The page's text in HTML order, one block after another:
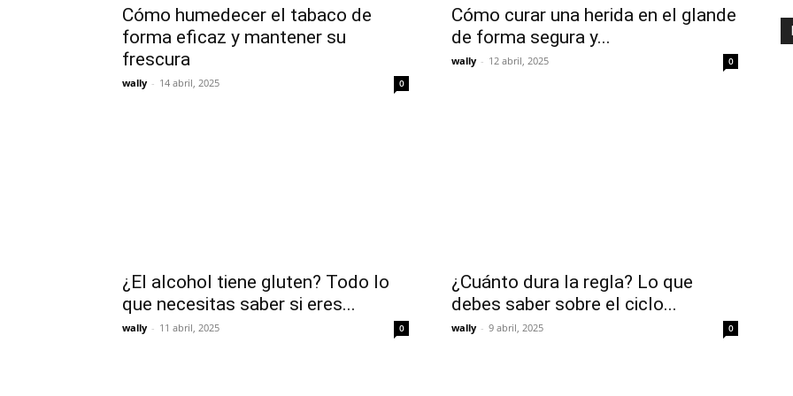
Cómo humedecer el tabaco de
forma eficaz y mantener su
frescura
wally - 14 abril, 2025 0
Cómo curar una herida en el glande
de forma segura y...
wally - 12 abril, 2025 0
¿El alcohol tiene gluten? Todo lo
que necesitas saber si eres...
wally - 11 abril, 2025 0
¿Cuánto dura la regla? Lo que
debes saber sobre el ciclo...
wally - 9 abril, 2025 0